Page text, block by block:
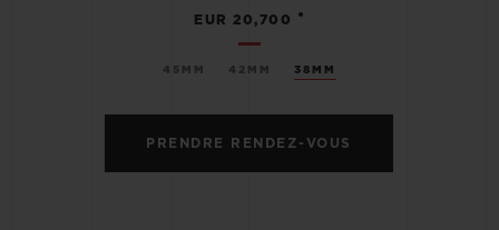
45MM 42MM 38MM
EUR 20,700 •
PRENDRE RENDEZ-VOUS